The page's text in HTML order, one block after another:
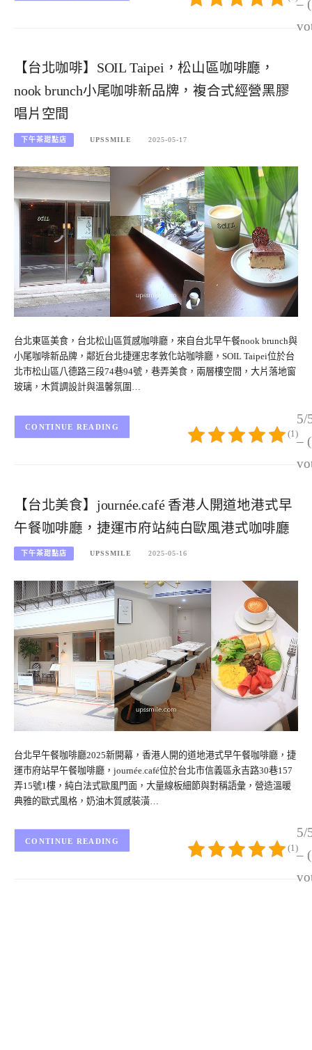
–
【台北咖啡】SOIL Taipei，松山區咖啡廳，
nook brunch小尾咖啡新品牌，複合式經營黑膠
唱片空間
下午茶甜點店 UPSSMILE 2025-05-17
台北東區美食，台北松山區質感咖啡廳，來自台北早午餐nook brunch與
小尾咖啡新品牌，鄰近台北捷運忠孝敦化站咖啡廳，SOIL Taipei位於台
北市松山區八德路三段74巷94號，巷弄美食，兩層樓空間，大片落地窗
玻璃，木質調設計與溫馨氛圍…
5/
–
(1)
CONTINUE READING
【台北美食】journée.café 香港人開道地港式早
午餐咖啡廳，捷運市府站純白歐風港式咖啡廳
下午茶甜點店 UPSSMILE 2025-05-16
台北早午餐咖啡廳2025新開幕，香港人開的道地港式早午餐咖啡廳，捷
運市府站早午餐咖啡廳，journée.café位於台北市信義區永吉路30巷157
弄15號1樓，純白法式歐風門面，大量線板細節與對稱語彙，營造溫暖
典雅的歐式風格，奶油木質感裝潢…
5/
–
(1)
CONTINUE READING